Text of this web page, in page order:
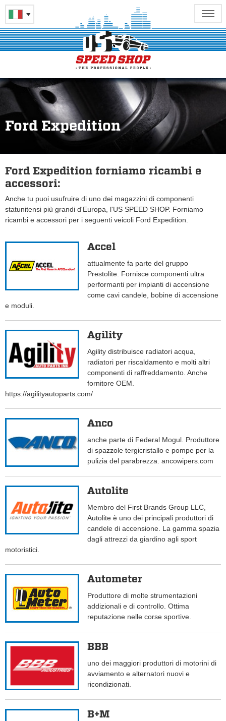
Ford Expedition
Ford Expedition forniamo ricambi e
accessori:
Anche tu puoi usufruire di uno dei magazzini di componenti
statunitensi più grandi d'Europa, l'US SPEED SHOP. Forniamo
ricambi e accessori per i seguenti veicoli Ford Expedition.
Accel
attualmente fa parte del gruppo
Prestolite. Fornisce componenti ultra
performanti per impianti di accensione
come cavi candele, bobine di accensione
e moduli.
Agility
Agility distribuisce radiatori acqua,
radiatori per riscaldamento e molti altri
componenti di raffreddamento. Anche
fornitore OEM.
https://agilityautoparts.com/
Anco
anche parte di Federal Mogul. Produttore
di spazzole tergicristallo e pompe per la
pulizia del parabrezza. ancowipers.com
Autolite
Membro del First Brands Group LLC,
Autolite è uno dei principali produttori di
candele di accensione. La gamma spazia
dagli attrezzi da giardino agli sport
motoristici.
Autometer
Produttore di molte strumentazioni
addizionali e di controllo. Ottima
reputazione nelle corse sportive.
BBB
uno dei maggiori produttori di motorini di
avviamento e alternatori nuovi e
ricondizionati.
B+M